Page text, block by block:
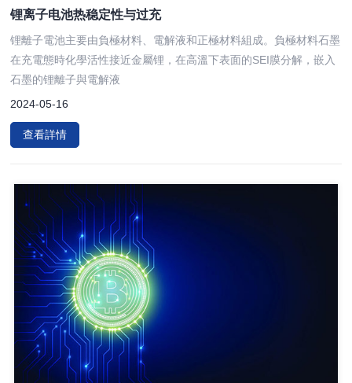
锂离子电池热稳定性与过充
锂離子電池主要由負極材料、電解液和正極材料組成。負極材料石墨
在充電態時化學活性接近金屬锂，在高溫下表面的SEI膜分解，嵌入
石墨的锂離子與電解液
2024-05-16
查看詳情